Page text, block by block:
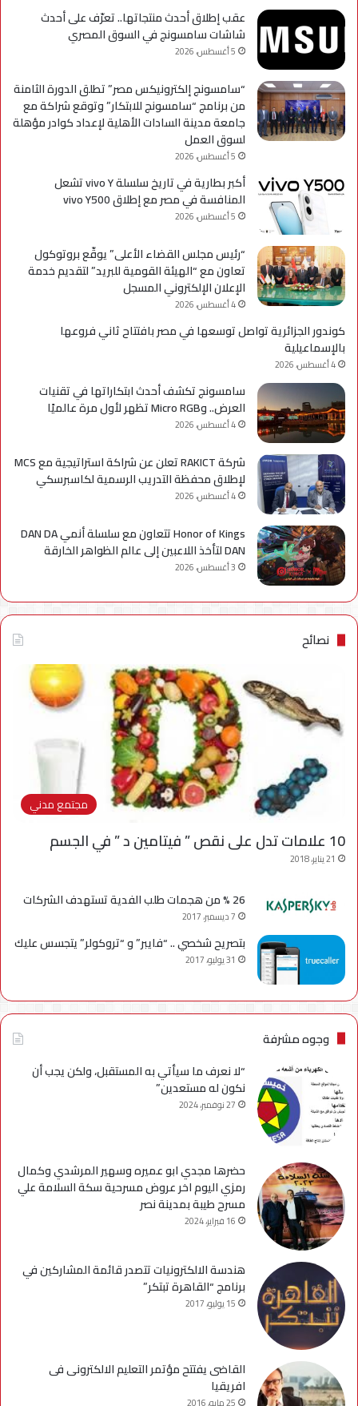
عقب إطلاق أحدث منتجاتها.. تعرّف على أحدث
شاشات سامسونج في السوق المصري
5 أغسطس، 2026
“سامسونج إلكترونيكس مصر” تطلق الدورة الثامنة
من برنامج “سامسونج للابتكار” وتوقع شراكة مع
جامعة مدينة السادات الأهلية لإعداد كوادر مؤهلة
لسوق العمل
5 أغسطس، 2026
أكبر بطارية في تاريخ سلسلة vivo Y تشعل
المنافسة في مصر مع إطلاق vivo Y500
5 أغسطس، 2026
“رئيس مجلس القضاء الأعلى” يوقّع بروتوكول
تعاون مع “الهيئة القومية للبريد” لتقديم خدمة
الإعلان الإلكتروني المسجل
4 أغسطس، 2026
كوندور الجزائرية تواصل توسعها في مصر بافتتاح ثاني فروعها
بالإسماعيلية
4 أغسطس، 2026
سامسونج تكشف أحدث ابتكاراتها في تقنيات
العرض.. وMicro RGB تظهر لأول مرة عالميًا
4 أغسطس، 2026
شركة RAKICT تعلن عن شراكة استراتيجية مع MCS
لإطلاق محفظة التدريب الرسمية لكاسبرسكي
4 أغسطس، 2026
Honor of Kings تتعاون مع سلسلة أنمي DAN DA
DAN لتأخذ اللاعبين إلى عالم الظواهر الخارقة
3 أغسطس، 2026
نصائح
مجتمع مدني
10 علامات تدل على نقص ” فيتامين د ” في الجسم
21 يناير، 2018
26 % من هجمات طلب الفدية تستهدف الشركات
7 ديسمبر، 2017
بتصريح شخصي .. “فايبر” و “تروكولر” يتجسس عليك
31 يوليو، 2017
وجوه مشرفة
“لا نعرف ما سيأتي به المستقبل، ولكن يجب أن
نكون له مستعدين”
27 نوفمبر، 2024
حضرها مجدي ابو عميره وسهير المرشدي وكمال
رمزي اليوم اخر عروض مسرحية سكة السلامة علي
مسرح طيبة بمدينة نصر
16 فبراير، 2024
هندسة الالكترونيات تتصدر قائمة المشاركين في
برنامج “القاهرة تبتكر”
15 يوليو، 2017
القاضى يفتتح مؤتمر التعليم الالكترونى فى
افريقيا
25 مايو، 2016